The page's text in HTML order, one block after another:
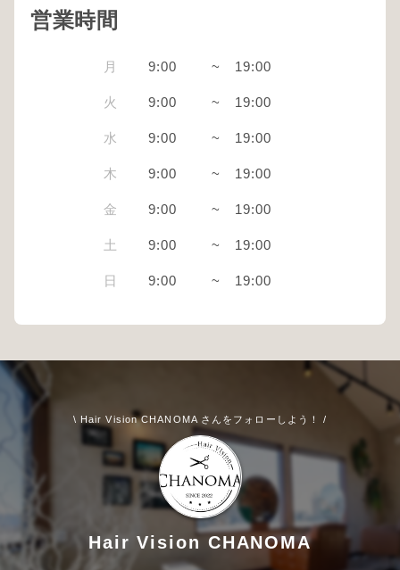
営業時間
月 9:00 ~ 19:00
火 9:00 ~ 19:00
水 9:00 ~ 19:00
木 9:00 ~ 19:00
金 9:00 ~ 19:00
土 9:00 ~ 19:00
日 9:00 ~ 19:00
\ Hair Vision CHANOMA さんをフォローしよう！ /
Hair Vision CHANOMA